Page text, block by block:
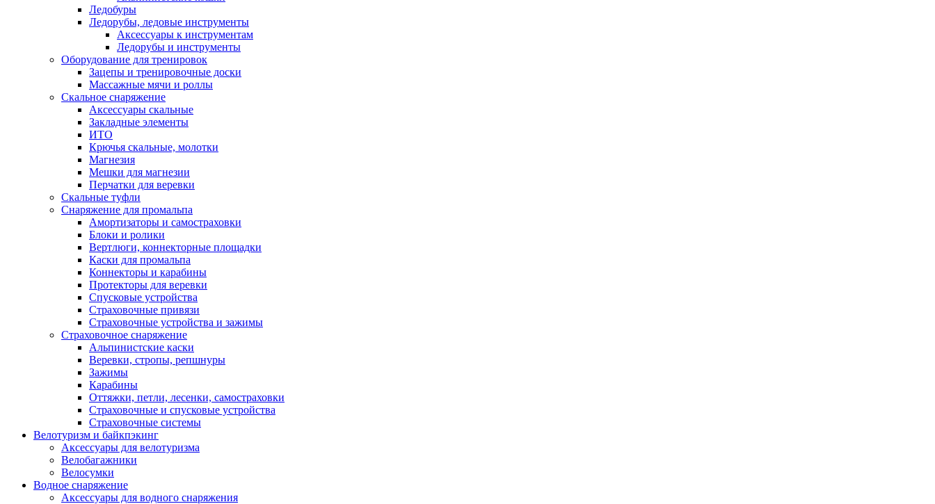
Ледобуры
Ледорубы, ледовые инструменты
Аксессуары к инструментам
Ледорубы и инструменты
Оборудование для тренировок
Зацепы и тренировочные доски
Массажные мячи и роллы
Скальное снаряжение
Аксессуары скальные
Закладные элементы
ИТО
Крючья скальные, молотки
Магнезия
Мешки для магнезии
Перчатки для веревки
Скальные туфли
Снаряжение для промальпа
Амортизаторы и самостраховки
Блоки и ролики
Вертлюги, коннекторные площадки
Каски для промальпа
Коннекторы и карабины
Протекторы для веревки
Спусковые устройства
Страховочные привязи
Страховочные устройства и зажимы
Страховочное снаряжение
Альпинистские каски
Веревки, стропы, репшнуры
Зажимы
Карабины
Оттяжки, петли, лесенки, самостраховки
Страховочные и спусковые устройства
Страховочные системы
Велотуризм и байкпэкинг
Аксессуары для велотуризма
Велобагажники
Велосумки
Водное снаряжение
Аксессуары для водного снаряжения